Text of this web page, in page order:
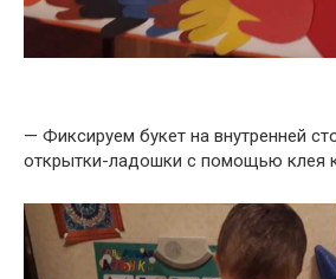
— Фиксируем букет на внутренней
открытки-ладошки с помощью клея